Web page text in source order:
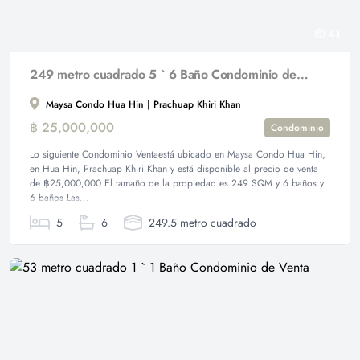
249 metro cuadrado 5 ` 6 Baño Condominio de Venta
Maysa Condo Hua Hin | Prachuap Khiri Khan
฿ 25,000,000
Condominio
Lo siguiente Condominio Ventaestá ubicado en Maysa Condo Hua Hin,
en Hua Hin, Prachuap Khiri Khan y está disponible al precio de venta
de ฿25,000,000 El tamaño de la propiedad es 249 SQM y 6 baños y
6 baños Las...
5 6 249.5 metro cuadrado